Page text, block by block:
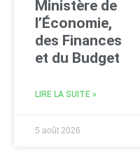
Ministère de
l’Économie,
des Finances
et du Budget
LIRE LA SUITE »
5 août 2026